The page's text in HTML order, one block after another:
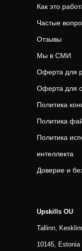
Как это
Частые
Отзывы
Мы в СМИ
Оферта для
Оферта для
Политика
Политика
Политика
интеллекта
Доверие и
Upskills OU
Tallinn,
10145, Estonia